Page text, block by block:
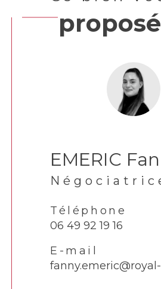
EMERIC
Téléphone
06 49 92 19 16
E-mail